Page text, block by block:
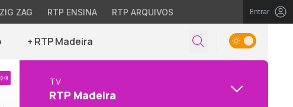
ZAG RTP ENSINA RTP ARQUIVOS Entrar
+ RTP Madeira
TV
RTP Madeira